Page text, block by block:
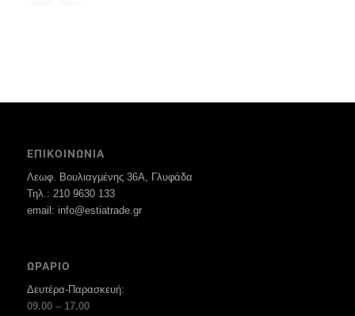
ΕΠΙΚΟΙΝΩΝΙΑ
Λεωφ. Βουλιαγμένης 36Α, Γλυφάδα
Τηλ.: 210 9630 133
email: info@estiatrade.gr
ΩΡΑΡΙΟ
Δευτέρα-Παρασκευή:
09.00 – 17.00